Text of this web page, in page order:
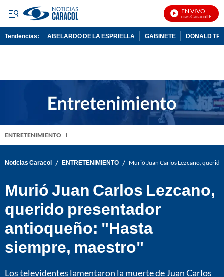
EN VIVO
Noticias Caracol En Vivo
Tendencias: ABELARDO DE LA ESPRIELLA GABINETE DONALD
ENTRETENIMIENTO
Noticias Caracol / ENTRETENIMIENTO / Murió Juan Carlos Lezcano,
Murió Juan Carlos Lezcano,
querido presentador
antioqueño: "Hasta
siempre, maestro"
Los televidentes lamentaron la muerte de Juan Carlos